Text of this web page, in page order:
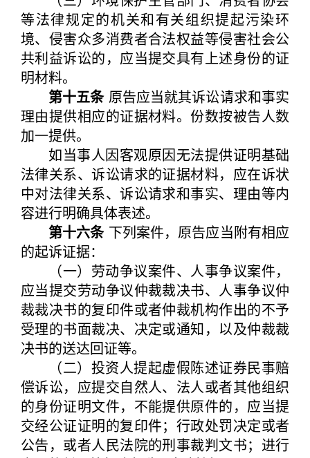
等法律规定的机关和有关组织提起污染环
境、侵害众多消费者合法权益等侵害社会公
共利益诉讼的，应当提交具有上述身份的证
明材料。
第十五条原告应当就其诉讼请求和事实
理由提供相应的证据材料。份数按被告人数
加一提供。
如当事人因客观原因无法提供证明基础
法律关系、诉讼请求的证据材料，应在诉状
中对法律关系、诉讼请求和事实、理由等内
容进行明确具体表述。
第十六条下列案件，原告应当附有相应
的起诉证据：
（一）劳动争议案件、人事争议案件，
应当提交劳动争议仲裁裁决书、人事争议仲
裁裁决书的复印件或者仲裁机构作出的不予
受理的书面裁决、决定或通知，以及仲裁裁
决书的送达回证等。
（二）投资人提起虚假陈述证券民事赔
偿诉讼，应提交自然人、法人或者其他组织
的身份证明文件，不能提供原件的，应当提
交经公证证明的复印件；行政处罚决定或者
公告，或者人民法院的刑事裁判文书；进行